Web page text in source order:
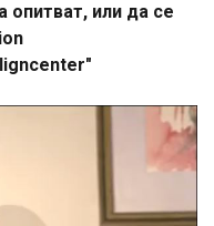
или да се